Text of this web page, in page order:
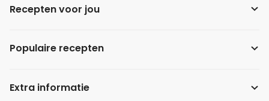
Recepten voor jou
Populaire recepten
Extra informatie